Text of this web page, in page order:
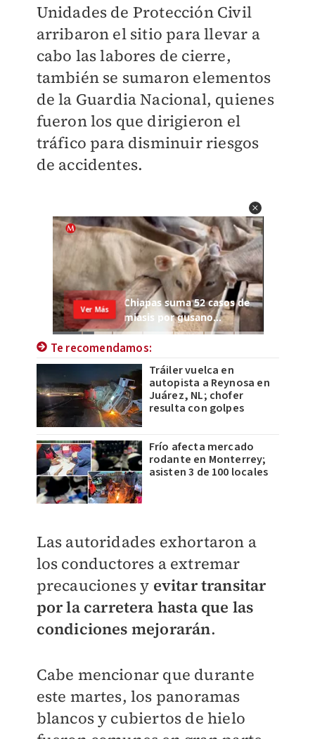
Unidades de Protección Civil
arribaron el sitio para llevar a
cabo las labores de cierre,
tambiénse sumaron elementos
de la Guardia Nacional, quienes
fueron los que dirigieron el
tráfico para disminuir riesgos
de accidentes.
Te recomendamos:
Tráiler vuelca en
autopista a Reynosa en
Juárez, NL; chofer
resulta con golpes
Frío afecta mercado
rodante en Monterrey;
asisten 3 de 100 locales
Las autoridades exhortaron a
los conductores a extremar
precauciones y evitar transitar
por la carretera hasta que las
condiciones mejorarán.
Cabe mencionar que durante
este martes, los panoramas
blancos y cubiertos de hielo